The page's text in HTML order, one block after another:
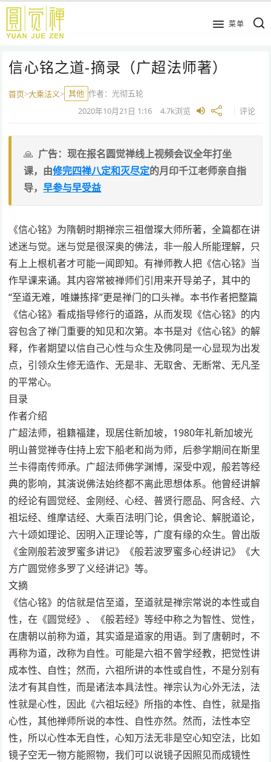
跳
主
菜单
信心铭之道-摘录（广超法师著）
首页>大乘法义> 其他 作者：光彻五轮
2020年10月21日 1:16 4.7k浏览 评论
广告：现在报名圆觉禅线上视频会议全年打坐
课，由修完四禅八定和灭尽定的月印千江老师亲自指
导，早参与早受益
《信心铭》为隋朝时期禅宗三祖僧璨大师所著，全篇都在讲
述迷与觉。迷与觉是很深奥的佛法，非一般人所能理解，只
有上上根机者才可能一闻即知。有禅师教人把《信心铭》当
作早课来诵。其内容常被禅师们引用来开导弟子，其中的
“至道无难，唯嫌拣择”更是禅门的口头禅。本书作者把整篇
《信心铭》看成指导修行的道路，从而发现《信心铭》的内
容包含了禅门重要的知见和次第。本书是对《信心铭》的解
释，作者期望以信自己心性与众生及佛同是一心显现为出发
点，引领众生修无造作、无是非、无取舍、无断常、无凡圣
的平常心。
目录
作者介绍
广超法师，祖籍福建，现居住新加坡，1980年礼新加坡光
明山普觉禅寺住持上宏下船老和尚为师，后参学期间在斯里
兰卡得南传师承。广超法师佛学渊博，深受中观，般若等经
典的影响，其演说佛法始终都不离此思想体系。他曾经讲解
的经论有圆觉经、金刚经、心经、普贤行愿品、阿含经、六
祖坛经、维摩诘经、大乘百法明门论，俱舍论、解脱道论，
六十颂如理论、因明入正理论等，广度有缘的众生。曾出版
《金刚般若波罗蜜多讲记》《般若波罗蜜多心经讲记》《大
方广圆觉修多罗了义经讲记》等。
文摘
《信心铭》的信就是信至道，至道就是禅宗常说的本性或自
性，在《圆觉经》、《般若经》等经中称之为智性、觉性，
在唐朝以前称为道，其实道是道家的用语。到了唐朝时，不
再称为道，改称为自性。可能是六祖不曾学经教，把觉性讲
成本性、自性；然而，六祖所讲的本性或自性，不是分别有
法才有其自性，而是诸法本具法性。禅宗认为心外无法，法
性就是心性，因此《六祖坛经》所指的本性、自性，就是指
心性，其他禅师所说的本性、自性亦然。然而，法性本空
性，所以心性本无自性，心知万法无非是空心知空法，比如
镜子空无一物方能照物，我们可以说镜子因照见而成镜性